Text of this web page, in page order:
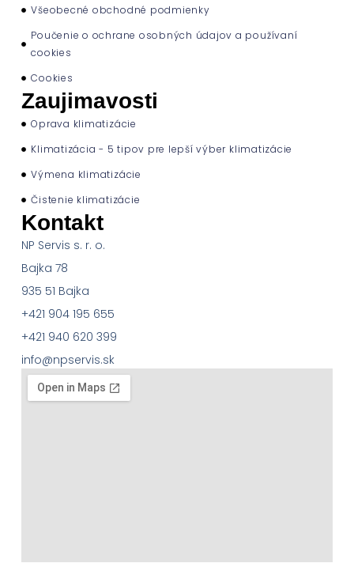
Všeobecné obchodné podmienky
Poučenie o ochrane osobných údajov a používaní
cookies
Cookies
Zaujimavosti
Oprava klimatizácie
Klimatizácia - 5 tipov pre lepší výber klimatizácie
Výmena klimatizácie
Čistenie klimatizácie
Kontakt
NP Servis s. r. o.
Bajka 78
935 51 Bajka
+421 904 195 655
+421 940 620 399
info@npservis.sk